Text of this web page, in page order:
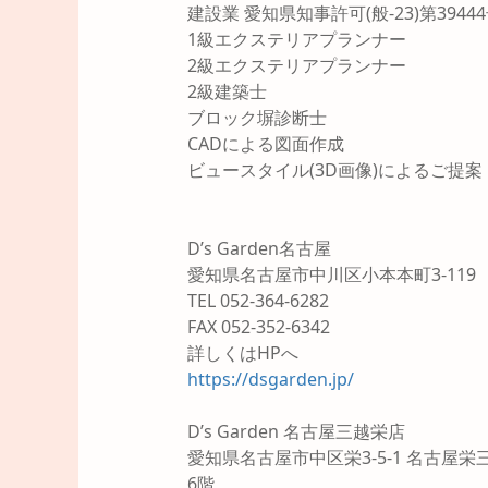
建設業 愛知県知事許可(般-23)第
1級エクステリアプランナー
2級エクステリアプランナー
2級建築士
ブロック塀診断士
CADによる図面作成
ビュースタイル(3D画像)によるご提案
D’s Garden名古屋
愛知県名古屋市中川区小本本町3-119
TEL 052-364-6282
FAX 052-352-6342
詳しくはHPへ
https://dsgarden.jp/
D’s Garden 名古屋三越栄店
愛知県名古屋市中区栄3-5-1 名古屋栄